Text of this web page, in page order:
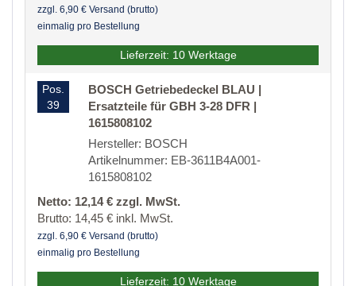
zzgl. 6,90 € Versand (brutto)
einmalig pro Bestellung
Lieferzeit: 10 Werktage
Pos.
39
BOSCH Getriebedeckel BLAU |
Ersatzteile für GBH 3-28 DFR |
1615808102
Hersteller: BOSCH
Artikelnummer: EB-3611B4A001-
1615808102
Netto: 12,14 € zzgl. MwSt.
Brutto: 14,45 € inkl. MwSt.
zzgl. 6,90 € Versand (brutto)
einmalig pro Bestellung
Lieferzeit: 10 Werktage